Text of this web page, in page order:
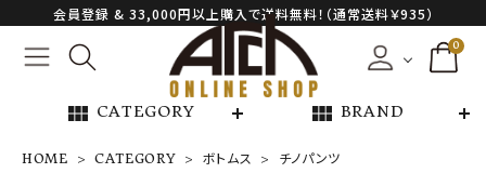
会員登録 & 33,000円以上購入で送料無料！（通常送料￥935）
0
view_module CATEGORY view_module BRAND
HOME CATEGORY ボトムス
チノパンツ